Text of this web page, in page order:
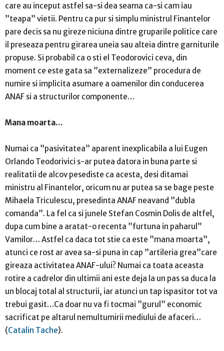
care au inceput astfel sa-si dea seama ca-si cam iau
”teapa” vietii. Pentru ca pur si simplu ministrul Finantelor
pare decis sa nu gireze niciuna dintre gruparile politice care
il preseaza pentru girarea uneia sau alteia dintre garniturile
propuse. Si probabil ca o sti el Teodorovici ceva, din
moment ce este gata sa ”externalizeze” procedura de
numire si implicita asumare a oamenilor din conducerea
ANAF si a structurilor componente…
Mana moarta…
Numai ca ”pasivitatea” aparent inexplicabila a lui Eugen
Orlando Teodorivici s-ar putea datora in buna parte si
realitatii de alcov pesediste ca acesta, desi ditamai
ministru al Finantelor, oricum nu ar putea sa se bage peste
Mihaela Triculescu, presedinta ANAF neavand ”dubla
comanda”. La fel ca si junele Stefan Cosmin Dolis de altfel,
dupa cum bine a aratat-o recenta ”furtuna in paharul”
Vamilor… Astfel ca daca tot stie ca este ”mana moarta”,
atunci ce rost ar avea sa-si puna in cap ”artileria grea”care
gireaza activitatea ANAF-ului? Numai ca toata aceasta
rotire a cadrelor din ultimii ani este deja la un pas sa duca la
un blocaj total al structurii, iar atunci un tap ispasitor tot va
trebui gasit…Ca doar nu va fi tocmai ”gurul” economic
sacrificat pe altarul nemultumirii mediului de afaceri…
(Catalin Tache).